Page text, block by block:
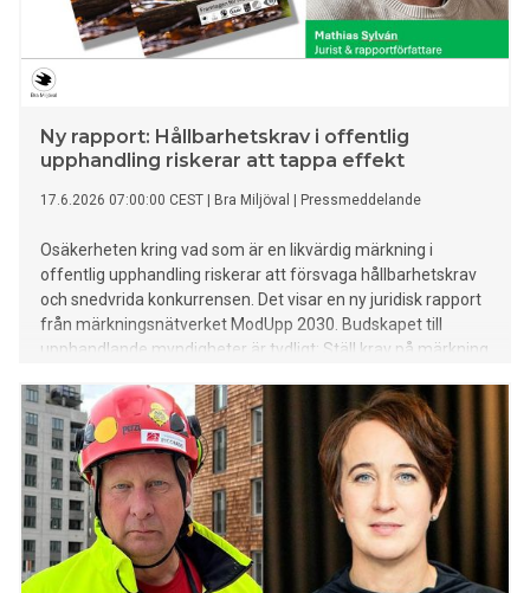
Ny rapport: Hållbarhetskrav i offentlig
upphandling riskerar att tappa effekt
17.6.2026 07:00:00 CEST Bra Miljöval Pressmeddelande
Osäkerheten kring vad som är en likvärdig märkning i
offentlig upphandling riskerar att försvaga hållbarhetskrav
och snedvrida konkurrensen. Det visar en ny juridisk rapport
från märkningsnätverket ModUpp 2030. Budskapet till
upphandlande myndigheter är tydligt: Ställ krav på märkning
upphandlingskraven inte urvattnas.